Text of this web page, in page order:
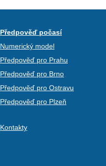
Předpověď počasí
Numerický model
Předpověď pro Prahu
Předpověď pro Brno
Předpověď pro Ostravu
Předpověď pro Plzeň
Kontakty